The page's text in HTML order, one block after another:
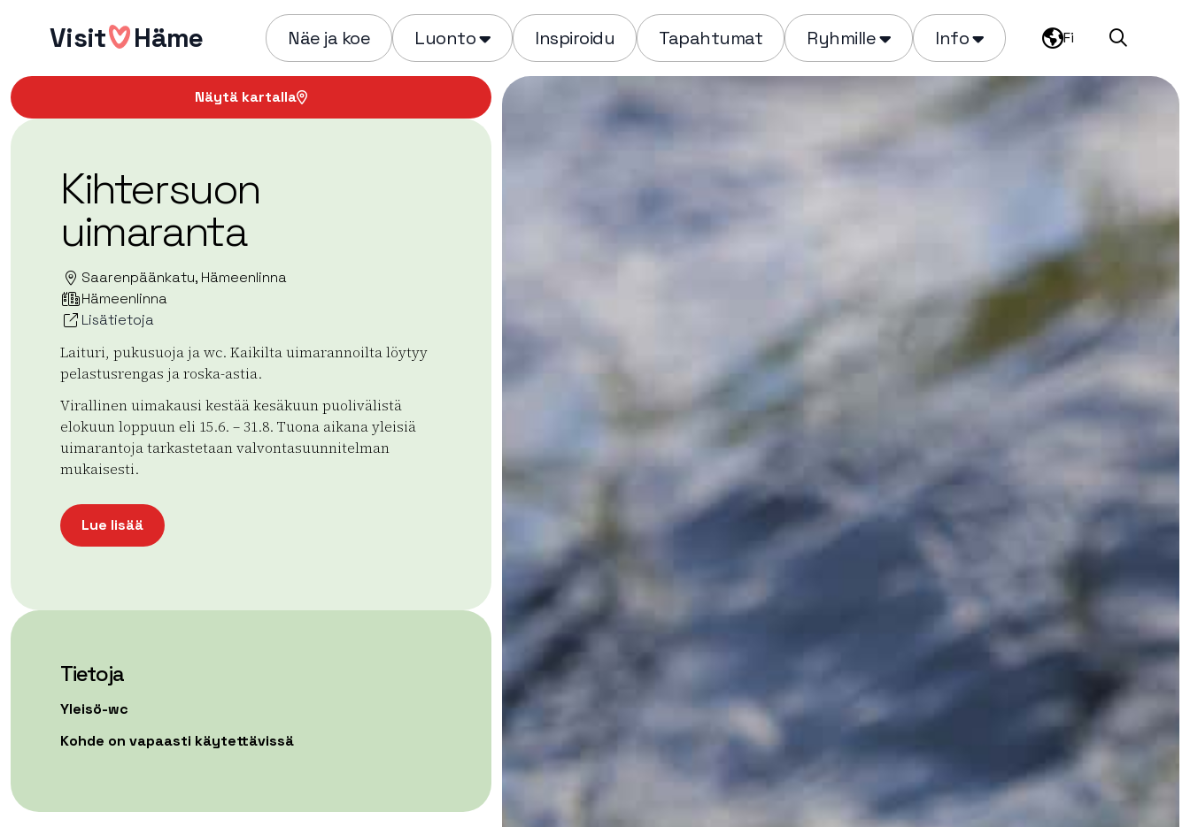
sisältöönVisit Häme Näe ja koe Luonto Inspiroidu Tapahtumat Ryhmille Info Fi Haku
Näytä kartalla
Kihtersuon
uimaranta
Saarenpäänkatu, Hämeenlinna
Hämeenlinna
Lisätietoja
Laituri, pukusuoja ja wc. Kaikilta uimarannoilta löytyy
pelastusrengas ja roska-astia.
Virallinen uimakausi kestää kesäkuun puolivälistä
elokuun loppuun eli 15.6. – 31.8. Tuona aikana yleisiä
uimarantoja tarkastetaan valvontasuunnitelman
mukaisesti.
Lue lisää
Tietoja
Yleisö-wc
Kohde on vapaasti käytettävissä